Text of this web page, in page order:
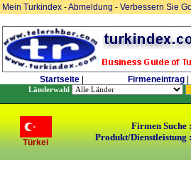
Mein Turkindex -Abmeldung- Verbessern Sie
Startseite Firmeneintrag
Länderwahl
Türkei
Firmen Suche :
Produkt/Dienstleistung :